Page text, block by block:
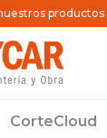
CorteCloud
productos